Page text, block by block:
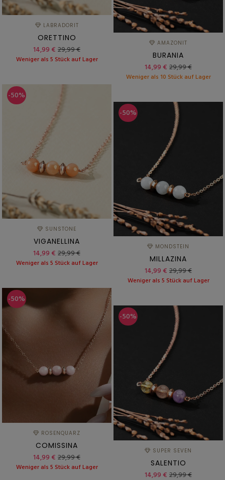
LABRADORIT
ORETTINO
14,99 € 29,99 €
Weniger als 5 Stück auf Lager
AMAZONIT
BURANIA
14,99 € 29,99 €
Weniger als 10 Stück auf Lager
-50%
SUNSTONE
VIGANELLINA
14,99 € 29,99 €
Weniger als 5 Stück auf Lager
-50%
MONDSTEIN
MILLAZINA
14,99 € 29,99 €
Weniger als 5 Stück auf Lager
-50%
ROSENQUARZ
COMISSINA
14,99 € 29,99 €
Weniger als 5 Stück auf Lager
-50%
SUPER SEVEN
SALENTIO
14,99 € 29,99 €